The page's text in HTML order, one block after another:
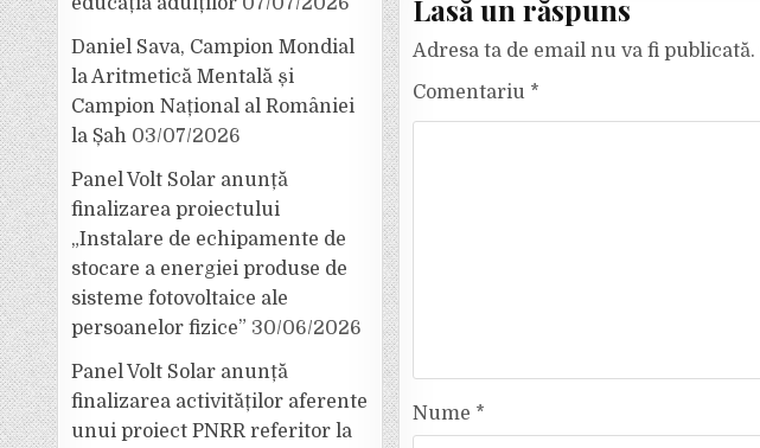
Lasă un răspuns
Adresa ta de email nu va fi publicată.
Comentariu *
Nume *
Daniel Sava, Campion Mondial
la Aritmetică Mentală și
Campion Național al României
la Șah 03/07/2026
Panel Volt Solar anunță
finalizarea proiectului
„Instalare de echipamente de
stocare a energiei produse de
sisteme fotovoltaice ale
persoanelor fizice” 30/06/2026
Panel Volt Solar anunță
finalizarea activităților aferente
unui proiect PNRR referitor la